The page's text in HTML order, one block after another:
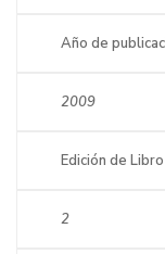
Año de
2009
Edición de Libro
2